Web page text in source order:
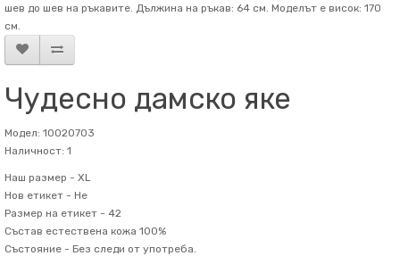
шев до шев на ръкавите. Дължина на ръкав: 64 см. Mоделът е висок: 170
см.
Чудесно дамско яке
Модел: 10020703
Наличност: 1
Наш размер - XL
Нов етикет - Не
Размер на етикет - 42
Състав естествена кожа 100%
Състояние - Без следи от употреба.